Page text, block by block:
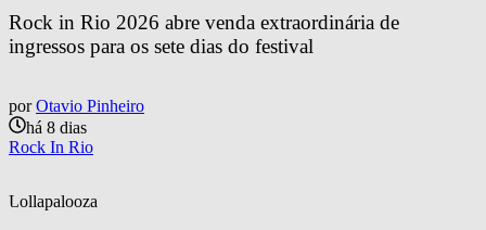
Rock in Rio 2026 abre venda extraordinária de
ingressos para os sete dias do festival
por Otavio Pinheiro
há 8 dias
Rock In Rio
Lollapalooza